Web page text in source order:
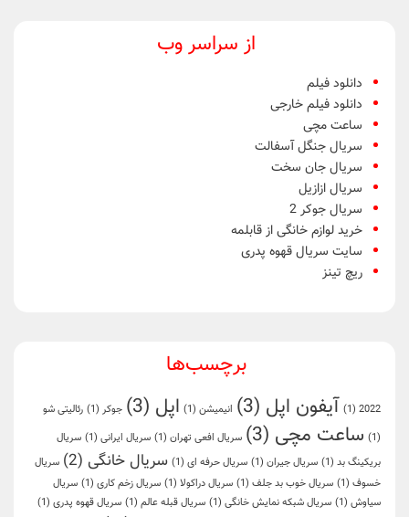
از سراسر وب
دانلود فیلم
دانلود فیلم خارجی
ساعت مچی
سریال جنگل آسفالت
سریال جان سخت
سریال ازازیل
سریال جوکر 2
خرید لوازم خانگی از قابلمه
سایت سریال قهوه پدری
ریچ تینز
برچسب‌ها
2022
(1) آیفون اپل (3) انیمیشن (1) اپل (3) جوکر (1)
رئالیتی شو
(1)
ساعت مچی (3) سریال افعی تهران (1) سریال ایرانی (1)
سریال
بریکینگ بد (1) سریال جیران (1) سریال حرفه ای (1) سریال خانگی (2)
سریال
خسوف (1) سریال خوب بد جلف (1) سریال دراکولا (1) سریال زخم کاری (1)
سریال
سیاوش (1) سریال شبکه نمایش خانگی (1) سریال قبله عالم (1) سریال قهوه پدری (1)